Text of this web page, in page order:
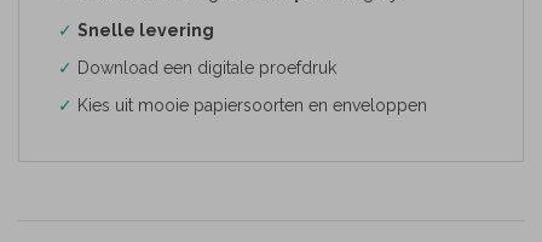
✓ Snelle levering
✓ Download een digitale proefdruk
✓ Kies uit mooie papiersoorten en enveloppen